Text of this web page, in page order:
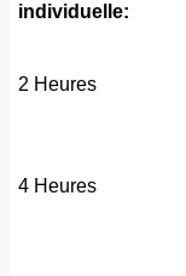
individuelle:
2 Heures
4 Heures